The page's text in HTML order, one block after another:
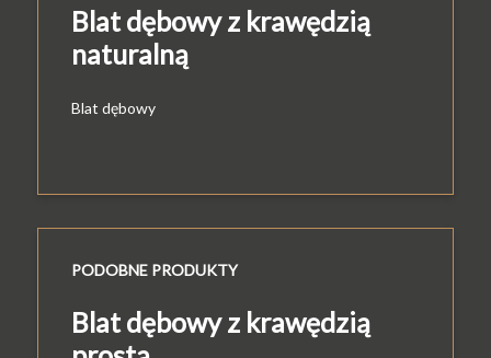
Blat dębowy z krawędzią
naturalną
Blat dębowy
PODOBNE PRODUKTY
Blat dębowy z krawędzią